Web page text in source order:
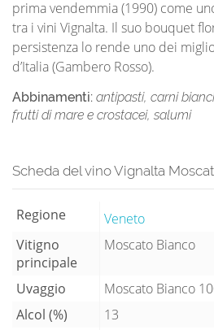
prima vendemmia (1990) come
tra i vini Vignalta. Il suo bouquet
persistenza lo rende uno dei
d’Italia (Gambero Rosso).
Abbinamenti: antipasti, carni
frutti di mare e crostacei, salumi
Scheda del vino Vignalta
Regione
Veneto
Vitigno
principale
Moscato Bianco
Uvaggio
Moscato Bianco
Alcol (%)
13